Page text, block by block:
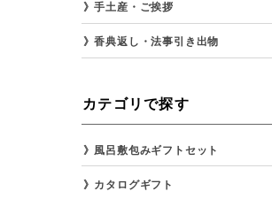
手土産・ご挨拶
香典返し・法事引き出物
カテゴリで探す
風呂敷包みギフトセット
カタログギフト